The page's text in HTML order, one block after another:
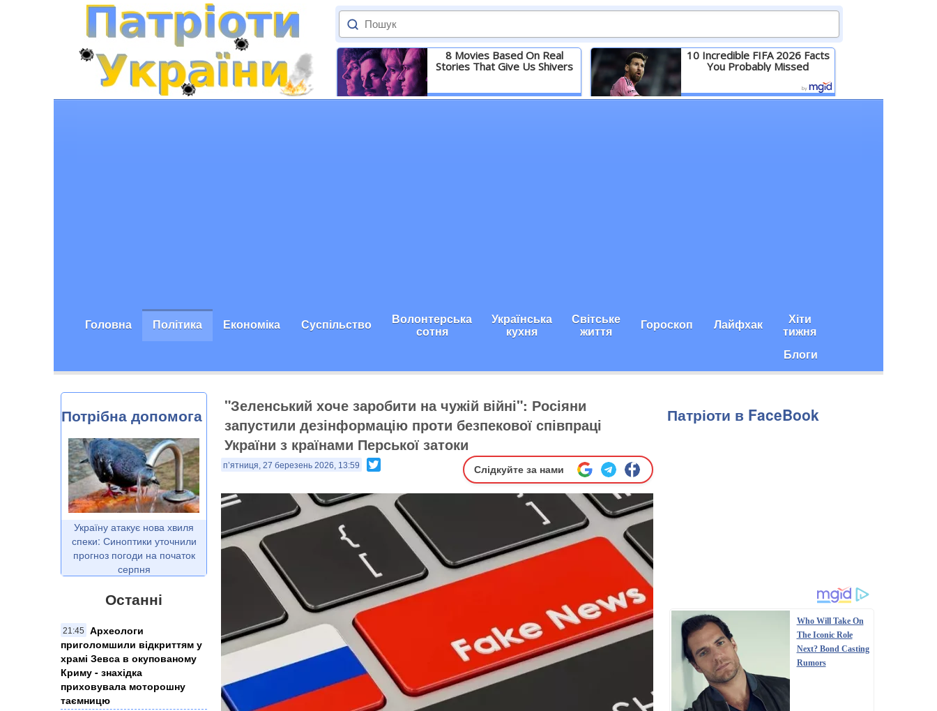
8 Movies Based On Real
Stories That Give Us Shivers
Детальніше
10 Incredible FIFA 2026 Facts
You Probably Missed
Детальніше
Головна Політика Економіка Суспільство Волонтерська
сотня
Українська
кухня
Світське
життя Гороскоп Лайфхак Хіти
тижня
Блоги
Потрібна допомога
Україну атакує нова хвиля
спеки: Синоптики уточнили
прогноз погоди на початок
серпня
Останні
21:45
Археологи
приголомшили відкриттям у
храмі Зевса в окупованому
Криму - знахідка
приховувала моторошну
таємницю
"Зеленський хоче заробити на чужій війні": Росіяни
запустили дезінформацію проти безпекової співпраці
України з країнами Перської затоки
п’ятниця, 27 березень 2026, 13:59 Слідкуйте за нами
Патріоти в FaceBook
Who Will Take On
The Iconic Role
Next? Bond Casting
Rumors